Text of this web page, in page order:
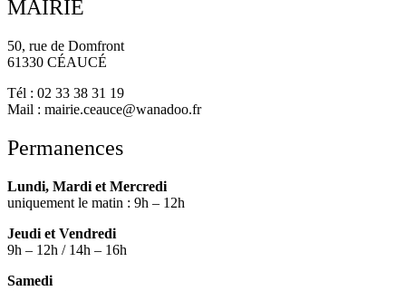
MAIRIE
50, rue de Domfront
61330 CÉAUCÉ
Tél : 02 33 38 31 19
Mail : mairie.ceauce@wanadoo.fr
Permanences
Lundi, Mardi et Mercredi
uniquement le matin : 9h – 12h
Jeudi et Vendredi
9h – 12h / 14h – 16h
Samedi